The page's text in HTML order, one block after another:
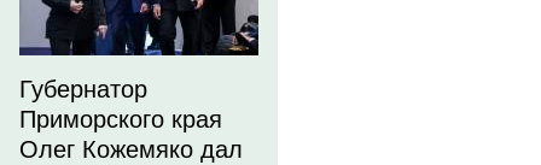
Губернатор
Приморского края
Олег Кожемяко дал